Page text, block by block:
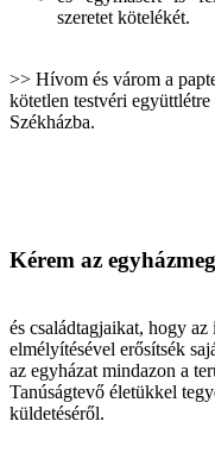
szeretet kötelékét.
>> Hívom és várom a
kötetlen testvéri együttlétre
Székházba.
Kérem az
és családtagjaikat, hogy az
elmélyítésével erősítsék
az egyházat mindazon a
Tanúságtevő életükkel
küldetéséről.